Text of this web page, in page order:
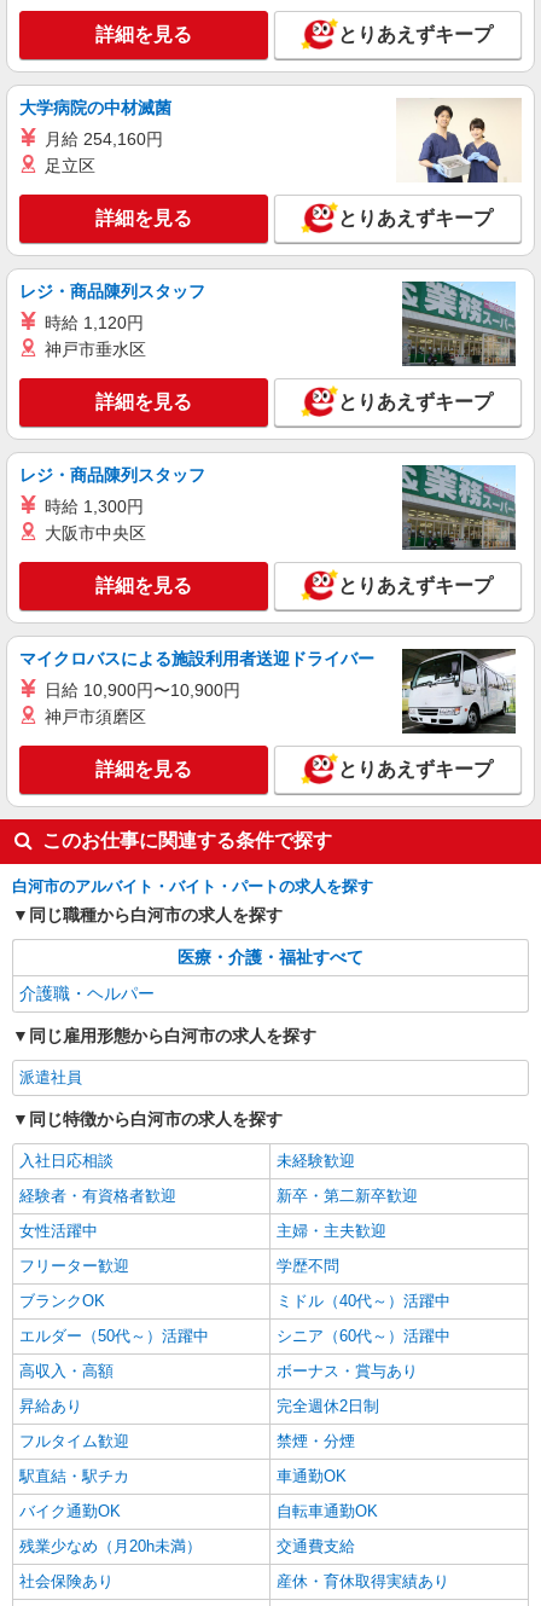
キープ 詳細を見る
株式会社kotrio /●SD-H-1993155
白河市＊グループホームSTAFF＊生活のサポ
ート業務を担当
時給1350円〜2062円 ＜日払い有/週払い有/交
通費全支給(ガソリン代含む)＞
白河市
キープ 詳細を見る
派遣社員
株式会社kotrio /●SD-H-1975369
白河市｜シニア向けマンションでの生活サポー
ト・フロアの巡回
時給1350円〜2062円 ＜日払い有/週払い有/交
キープ 詳細を見る
株式会社kotrio /●SD-H-2066262
≪白河市≫日勤のみ＆残業ナシ！お迎えに間に
時給1350円〜2062円 ＜日払い有/週払い有/交
キープ 詳細を見る
詳細を見る とりあえずキープ
大学病院の中材滅菌
月給 254,160円
足立区
詳細を見る とりあえずキープ
レジ・商品陳列スタッフ
時給 1,120円
神戸市垂水区
詳細を見る とりあえずキープ
レジ・商品陳列スタッフ
時給 1,300円
大阪市中央区
詳細を見る とりあえずキープ
マイクロバスによる施設利用者送迎ドライバー
日給 10,900円〜10,900円
神戸市須磨区
詳細を見る とりあえずキープ
このお仕事に関連する条件で探す
白河市のアルバイト・バイト・パートの求人を探す
同じ職種から白河市の求人を探す
医療・介護・福祉すべて
介護職・ヘルパー
同じ雇用形態から白河市の求人を探す
派遣社員
同じ特徴から白河市の求人を探す
入社日応相談
未経験歓迎
経験者・有資格者歓迎
新卒・第二新卒歓迎
女性活躍中
主婦・主夫歓迎
フリーター歓迎
学歴不問
ブランクOK
ミドル（40代～）活躍中
エルダー（50代～）活躍中
シニア（60代～）活躍中
高収入・高額
ボーナス・賞与あり
昇給あり
完全週休2日制
フルタイム歓迎
禁煙・分煙
駅直結・駅チカ
車通勤OK
バイク通勤OK
自転車通勤OK
残業少なめ（月20h未満）
交通費支給
社会保険あり
産休・育休取得実績あり